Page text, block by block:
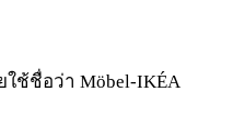
ใช้ชื่อว่า Möbel-IKÉA